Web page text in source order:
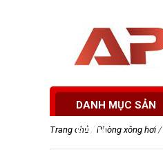
DANH MỤC SẢN
PHẨM
Trang chủ / Phòng xông hơi /